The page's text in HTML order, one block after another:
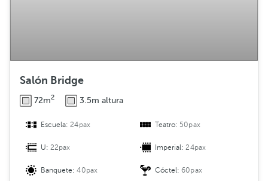
Salón Bridge
72m2 3.5m altura
Escuela:24pax Teatro: 50pax
U:22pax Imperial:24pax
Banquete:40pax Cóctel:60pax